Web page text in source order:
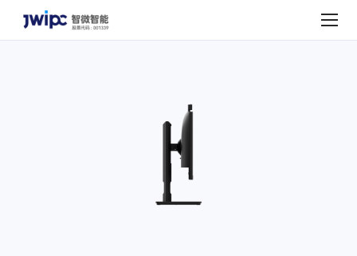
A2461(KX6000)